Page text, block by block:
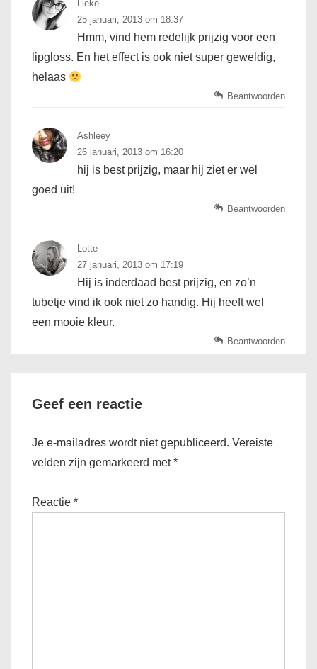
Lieke
25 januari, 2013 om 18:37
Hmm, vind hem redelijk prijzig voor een
lipgloss. En het effect is ook niet super geweldig,
helaas
Beantwoorden
Ashleey
26 januari, 2013 om 16:20
hij is best prijzig, maar hij ziet er wel
goed uit!
Beantwoorden
Lotte
27 januari, 2013 om 17:19
Hij is inderdaad best prijzig, en zo’n
tubetje vind ik ook niet zo handig. Hij heeft wel
een mooie kleur.
Beantwoorden
Geef een reactie
Je e-mailadres wordt niet gepubliceerd. Vereiste
velden zijn gemarkeerd met*
Reactie *